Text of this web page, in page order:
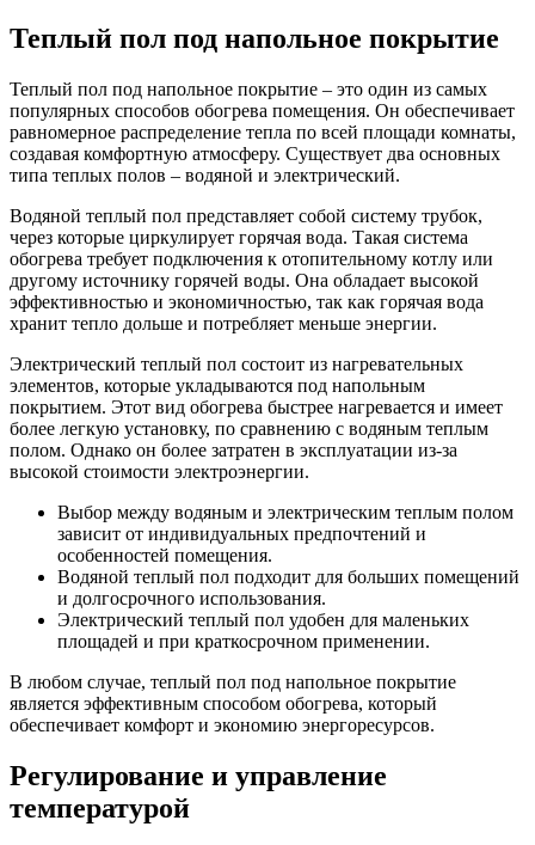
Теплый пол под напольное покрытие
Теплый пол под напольное покрытие – это один из самых
популярных способов обогрева помещения. Он обеспечивает
равномерное распределение тепла по всей площади комнаты,
создавая комфортную атмосферу. Существует два основных
типа теплых полов – водяной и электрический.
Водяной теплый пол представляет собой систему трубок,
через которые циркулирует горячая вода. Такая система
обогрева требует подключения к отопительному котлу или
другому источнику горячей воды. Она обладает высокой
эффективностью и экономичностью, так как горячая вода
хранит тепло дольше и потребляет меньше энергии.
Электрический теплый пол состоит из нагревательных
элементов, которые укладываются под напольным
покрытием. Этот вид обогрева быстрее нагревается и имеет
более легкую установку, по сравнению с водяным теплым
полом. Однако он более затратен в эксплуатации из-за
высокой стоимости электроэнергии.
Выбор между водяным и электрическим теплым полом
зависит от индивидуальных предпочтений и
особенностей помещения.
Водяной теплый пол подходит для больших помещений
и долгосрочного использования.
Электрический теплый пол удобен для маленьких
площадей и при краткосрочном применении.
В любом случае, теплый пол под напольное покрытие
является эффективным способом обогрева, который
обеспечивает комфорт и экономию энергоресурсов.
Регулирование и управление
температурой